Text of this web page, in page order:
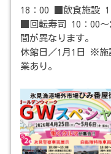
18：00 ■飲食施設
■回転寿司 10：00
間が異なります。
休館日／1月1日 ※施
業あり。